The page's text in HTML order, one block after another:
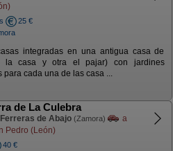
25 €
integradas en una antigua casa de
la casa y otra el pajar) con jardines
para cada una de las casa ...
de La Culebra
Ferreras de Abajo (Zamora)
a
Pedro (León)
40 €